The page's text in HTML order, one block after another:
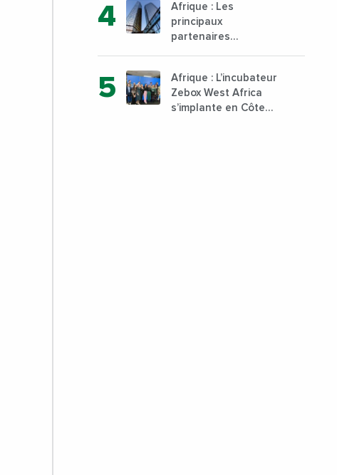
formation technique
et professionnelle sur
son campus de Karen
à Nairobi dès janvier
Afrique : Les
principaux
partenaires
désormais le Nigeria,
l’Angola et l’Afrique
du Sud
Afrique : L’incubateur
Zebox West Africa
s’implante en Côte